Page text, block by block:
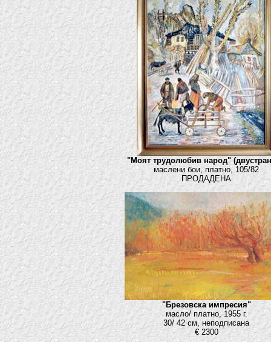
"Моят трудолюбив народ"
маслени бои, платно, 105/82
ПРОДАДЕНА
"Брезовска импресия"
масло/ платно, 1955 г.
30/ 42 см, неподписана
€ 2300